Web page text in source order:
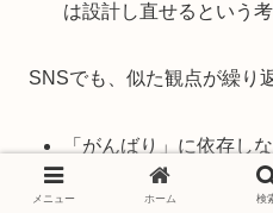
は設計し直せるという考
SNSでも、似た観点が繰り
「がんばり」に依存し
気象条件に応じた中断
メニュー ホーム 検